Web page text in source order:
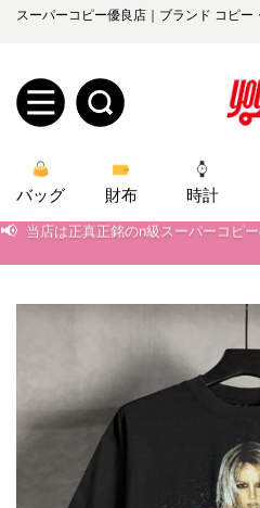
スーパーコピー優良店｜ブランド コピ
規
ロ
yoyocopys@gmail.com
バッグ 財布 時計
📢 当店は正真正銘のn級スーパーコピ
2026春の新作続々更新中！期間中
新作入荷！ルイ・ヴィトンスーパ